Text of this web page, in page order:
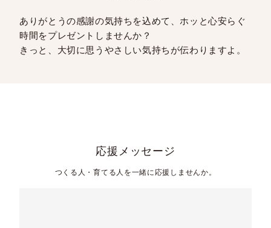
ありがとうの感謝の気持ちを込めて、ホッと心安らぐ
時間をプレゼントしませんか？
きっと、大切に思うやさしい気持ちが伝わりますよ。
応援メッセージ
つくる人・育てる人を一緒に応援しませんか。